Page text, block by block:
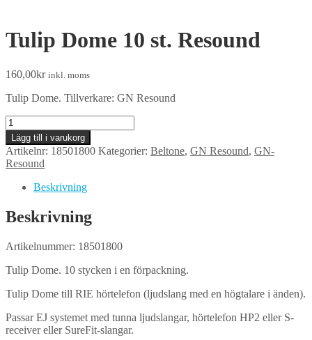
Tulip Dome 10 st. Resound
160,00kr inkl. moms
Tulip Dome. Tillverkare: GN Resound
Tulip
Dome
10
st.
Resound
mängd
Lägg till i varukorg
Artikelnr: 18501800 Kategorier: Beltone, GN Resound, GN-
Resound
Beskrivning
Beskrivning
Artikelnummer: 18501800
Tulip Dome. 10 stycken i en förpackning.
Tulip Dome till RIE hörtelefon (ljudslang med en högtalare i änden).
Passar EJ systemet med tunna ljudslangar, hörtelefon HP2 eller S-
receiver eller SureFit-slangar.